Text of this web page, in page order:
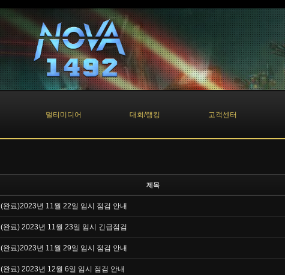
멀티미디어 대회/랭킹 고객센터
제목
(완료)2023년 11월 22일 임시 점검 안내
(완료) 2023년 11월 23일 임시 긴급점검
(완료)2023년 11월 29일 임시 점검 안내
(완료) 2023년 12월 6일 임시 점검 안내